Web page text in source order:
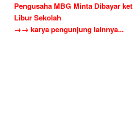
Pengusaha MBG Minta Dibayar
Libur Sekolah
→→ karya pengunjung lainnya...